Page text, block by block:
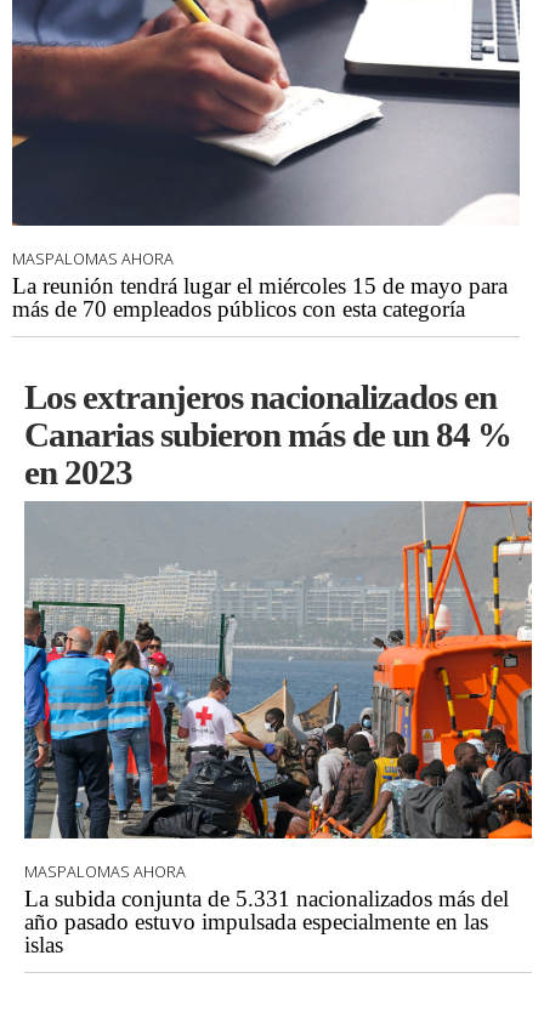
MASPALOMAS AHORA
La reunión tendrá lugar el miércoles 15 de mayo para
más de 70 empleados públicos con esta categoría
Los extranjeros nacionalizados en
Canarias subieron más de un 84 %
en 2023
MASPALOMAS AHORA
La subida conjunta de 5.331 nacionalizados más del
año pasado estuvo impulsada especialmente en las
islas